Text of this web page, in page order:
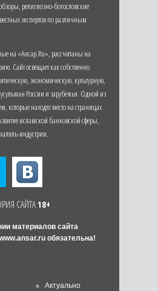
религиозно-богословские
экспертов по различным
на «Ансар.Ru», рассчитаны на
Сайт освещает как собственно
экономическую, культурную,
России и зарубежья. Одной из
которые находят место на страницах
исламской банковской сферы,
индустрии.
САЙТА18+
материалов сайта
обязательна!
Актуально